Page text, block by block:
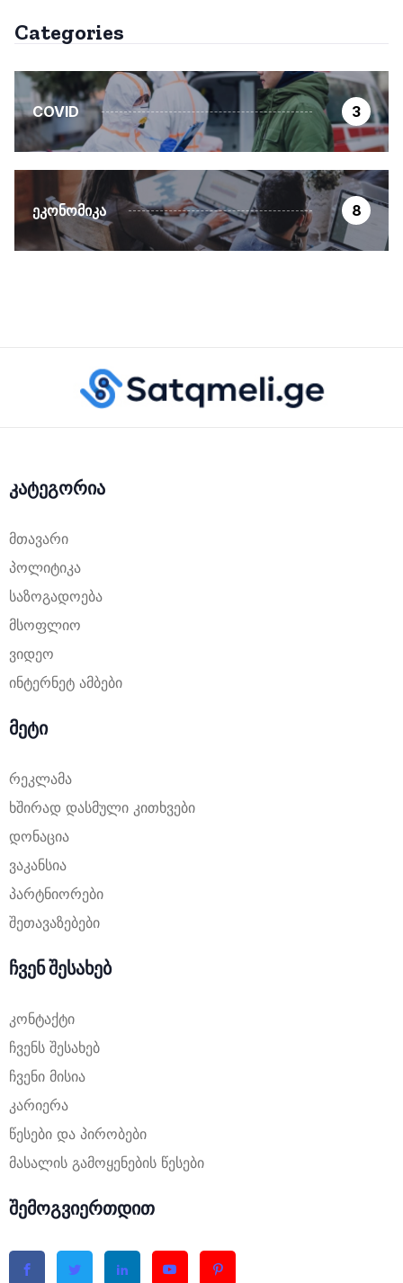
Categories
COVID 3
ᲔᲙᲝᲜᲝᲛᲘᲙᲐ 8
კატეგორია
მთავარი
პოლიტიკა
საზოგადოება
მსოფლიო
ვიდეო
ინტერნეტ ამბები
მეტი
რეკლამა
ხშირად დასმული კითხვები
დონაცია
ვაკანსია
პარტნიორები
შეთავაზებები
ჩვენ შესახებ
კონტაქტი
ჩვენს შესახებ
ჩვენი მისია
კარიერა
წესები და პირობები
მასალის გამოყენების წესები
შემოგვიერთდით